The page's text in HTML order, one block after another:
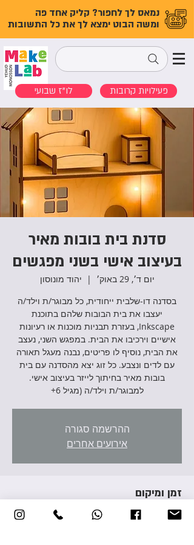
נמאס לך לחפור? קליק אחד פה
ומשה הבוט ימצא לך את כל התשובות
לו"ז שבועי פעילויות קרובות
סדנת בית בובות מאיר
בעיצוב אישי בשני מפגשים
יום ד׳, 29 באוק׳
  |
יהוד מונוסון
בסדנה דו-שלבית ייחודית, כל מבוגר/ת וילד/ה
יעצבו את בית הבובות שלהם בתוכנת
Inkscape, בעזרת תבניות מוכנות או רעיונות
אישיים וירכיבו את הבית. במפגש השני, נעצב
את הבית, נוסיף לו פריטים, נבנה מעגל תאורה
עם לדים ונצבע. כל זוג יצא מהסדנה עם בית
בובות מאיר בחיתוך לייזר בעיצוב אישי.
למבוגר/ת וילד/ה (מגיל 6+
ההרשמה סגורה
אירועים אחרים
זמן ומיקום
29 באוק׳ 2025, 17:00 – 20:00